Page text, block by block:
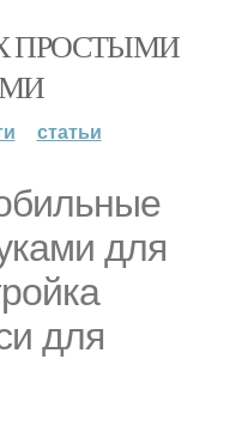
ПРОСТЫМИ
статьи
для
для